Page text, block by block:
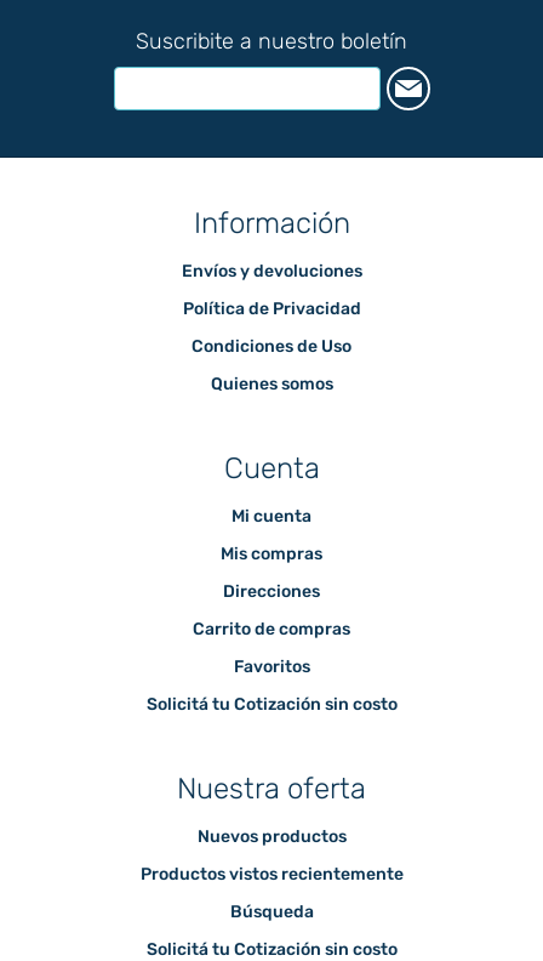
Suscribite a nuestro boletín
Información
Envíos y devoluciones
Política de Privacidad
Condiciones de Uso
Quienes somos
Cuenta
Mi cuenta
Mis compras
Direcciones
Carrito de compras
Favoritos
Solicitá tu Cotización sin costo
Nuestra oferta
Nuevos productos
Productos vistos recientemente
Búsqueda
Solicitá tu Cotización sin costo